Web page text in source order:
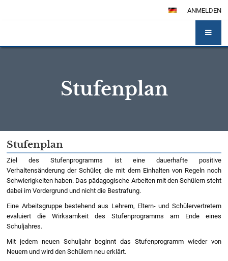
ANMELDEN
Stufenplan
Stufenplan
Stufenplan
Ziel des Stufenprogramms ist eine dauerhafte positive
Verhaltensänderung der Schüler, die mit dem Einhalten von Regeln noch
Schwierigkeiten haben. Das pädagogische Arbeiten mit den Schülern steht
dabei im Vordergrund und nicht die Bestrafung.
Eine Arbeitsgruppe bestehend aus Lehrern, Eltern- und Schülervertretern
evaluiert die Wirksamkeit des Stufenprogramms am Ende eines
Schuljahres.
Mit jedem neuen Schuljahr beginnt das Stufenprogramm wieder von
Neuem und wird den Schülern neu erklärt.